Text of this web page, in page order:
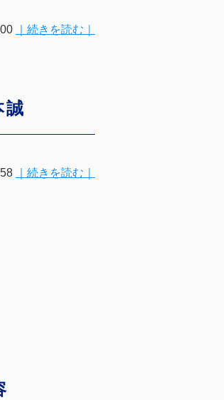
｜続きを読む｜
誠
｜続きを読む｜